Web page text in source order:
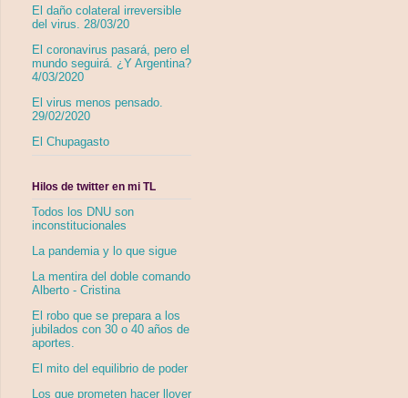
El daño colateral irreversible
del virus. 28/03/20
El coronavirus pasará, pero el
mundo seguirá. ¿Y Argentina?
4/03/2020
El virus menos pensado.
29/02/2020
El Chupagasto
Hilos de twitter en mi TL
Todos los DNU son
inconstitucionales
La pandemia y lo que sigue
La mentira del doble comando
Alberto - Cristina
El robo que se prepara a los
jubilados con 30 o 40 años de
aportes.
El mito del equilibrio de poder
Los que prometen hacer llover